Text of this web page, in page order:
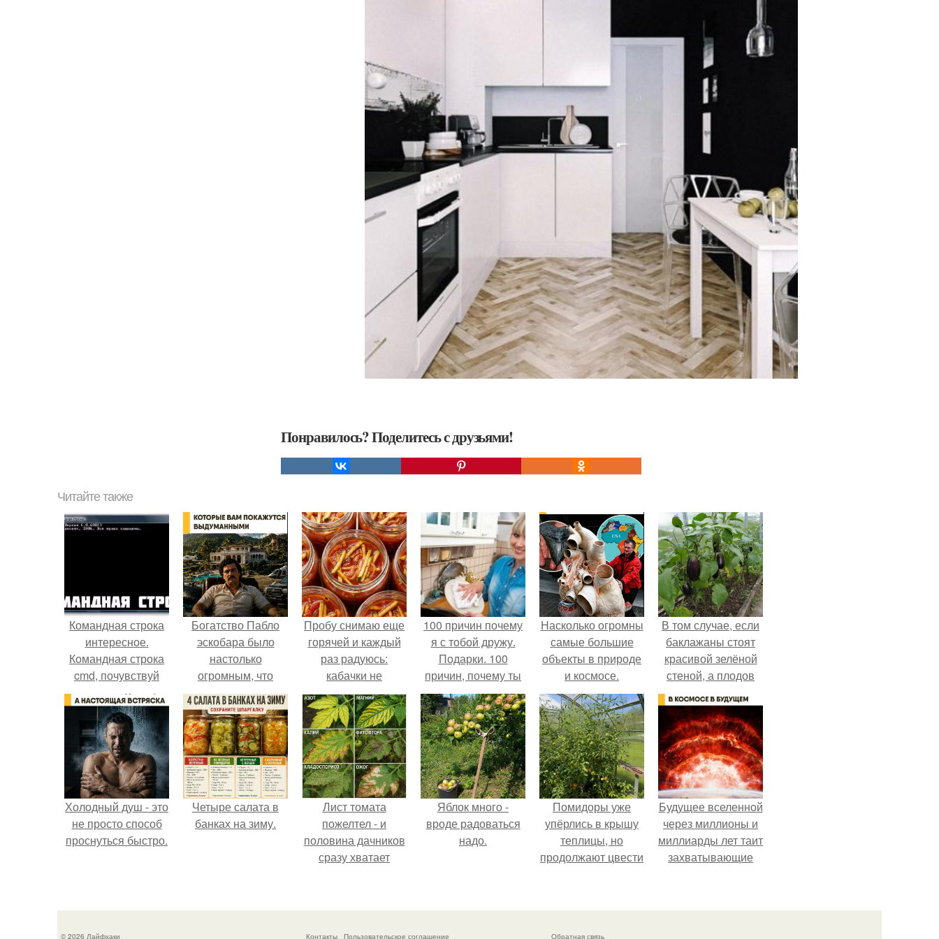
Понравилось? Поделитесь с друзьями!
Читайте также
Командная строка
интересное.
Командная строка
cmd, почувствуй
себя хакером.
Богатство Пабло
эскобара было
настолько
огромным, что
многие истории о
нём звучат как
вымысел.
Пробу снимаю еще
горячей и каждый
раз радуюсь:
кабачки не
развариваются, а
соус получается
густым и
пикантным.
100 причин почему
я с тобой дружу.
Подарки. 100
причин, почему ты
моя лучшая
подруга.
Насколько огромны
самые большие
объекты в природе
и космосе.
В том случае, если
баклажаны стоят
красивой зелёной
стеной, а плодов
почти не видно -
радоваться тут
нечему.
Холодный душ - это
не просто способ
проснуться быстро.
Четыре салата в
банках на зиму.
Лист томата
пожелтел - и
половина дачников
сразу хватает
Яблок много -
вроде радоваться
надо.
Помидоры уже
упёрлись в крышу
теплицы, но
продолжают цвести
Будущее вселенной
через миллионы и
миллиарды лет таит
захватывающие
© 2026 Лайфхаки Контакты Пользовательское соглашение Обратная связь